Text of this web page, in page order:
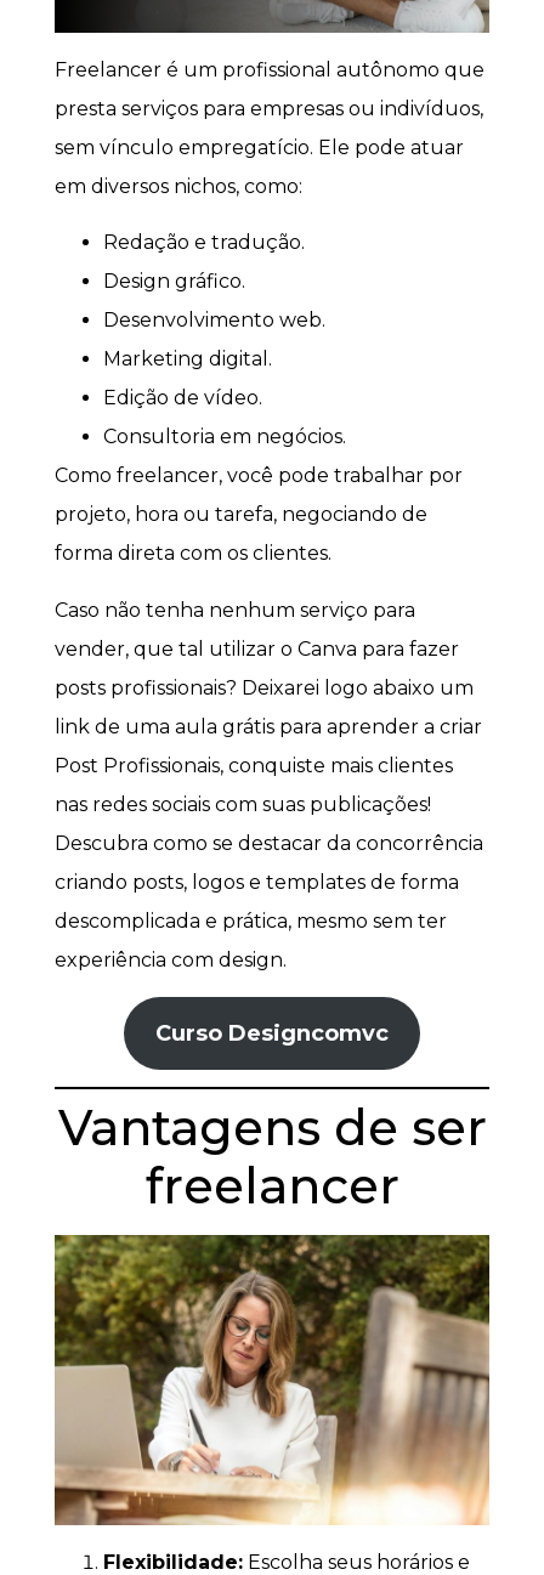
Freelancer é um profissional autônomo que
presta serviços para empresas ou indivíduos,
sem vínculo empregatício. Ele pode atuar
em diversos nichos, como:
Redação e tradução.
Design gráfico.
Desenvolvimento web.
Marketing digital.
Edição de vídeo.
Consultoria em negócios.
Como freelancer, você pode trabalhar por
projeto, hora ou tarefa, negociando de
forma direta com os clientes.
Caso não tenha nenhum serviço para
vender, que tal utilizar o Canva para fazer
posts profissionais? Deixarei logo abaixo um
link de uma aula grátis para aprender a criar
Post Profissionais, conquiste mais clientes
nas redes sociais com suas publicações!
Descubra como se destacar da concorrência
criando posts, logos e templates de forma
descomplicada e prática, mesmo sem ter
experiência com design.
Curso Designcomvc
Vantagens de ser
freelancer
Flexibilidade: Escolha seus horários e